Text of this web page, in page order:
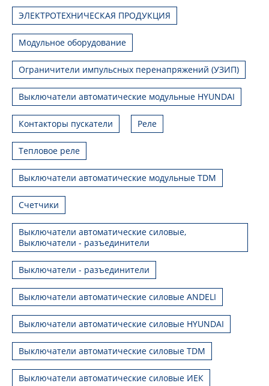
ЭЛЕКТРОТЕХНИЧЕСКАЯ ПРОДУКЦИЯ
Модульное оборудование
Ограничители импульсных перенапряжений (УЗИП)
Выключатели автоматические модульные HYUNDAI
Контакторы пускатели Реле
Тепловое реле
Выключатели автоматические модульные TDM
Счетчики
Выключатели автоматические силовые,
Выключатели - разъединители
Выключатели - разъединители
Выключатели автоматические силовые ANDELI
Выключатели автоматические силовые HYUNDAI
Выключатели автоматические силовые TDM
Выключатели автоматические силовые ИЕК